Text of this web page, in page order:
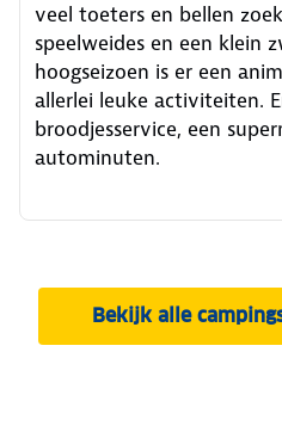
veel toeters en bellen
speelweides en een klein
hoogseizoen is er een
allerlei leuke activiteiten.
broodjesservice, een
autominuten.
Bekijk alle